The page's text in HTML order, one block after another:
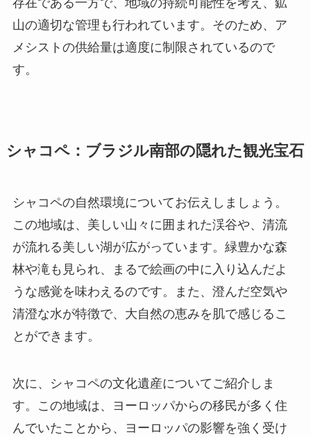
存在である一方で、地域の持続可能性を考え、鉱
山の適切な管理も行われています。そのため、ア
メシストの供給量は適度に制限されているので
す。
シャコペ：ブラジル南部の隠れた観光宝石
シャコペの自然環境についてお伝えしましょう。
この地域は、美しい山々に囲まれた渓谷や、清流
が流れる美しい湖が広がっています。緑豊かな森
林や滝も見られ、まるで絵画の中に入り込んだよ
うな感覚を味わえるのです。また、澄んだ空気や
清澄な水が特徴で、大自然の恵みを肌で感じるこ
とができます。
次に、シャコペの文化遺産についてご紹介しま
す。この地域は、ヨーロッパからの移民が多く住
んでいたことから、ヨーロッパの影響を強く受け